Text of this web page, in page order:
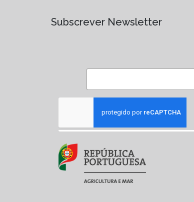
Subscrever Newsletter